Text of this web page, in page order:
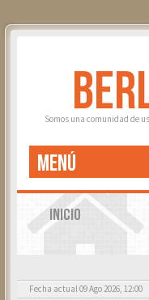
Somos una comunidad de
MENÚ
INICIO
Fecha actual 09 Ago 2026, 12:00